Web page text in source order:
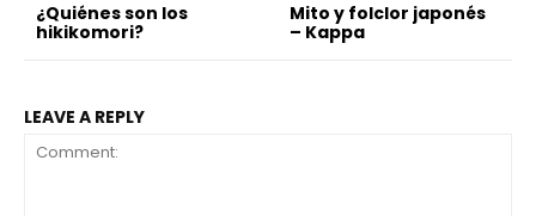
¿Quiénes son los
hikikomori?
Mito y folclor japonés
– Kappa
LEAVE A REPLY